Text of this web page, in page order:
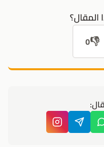
👎
0